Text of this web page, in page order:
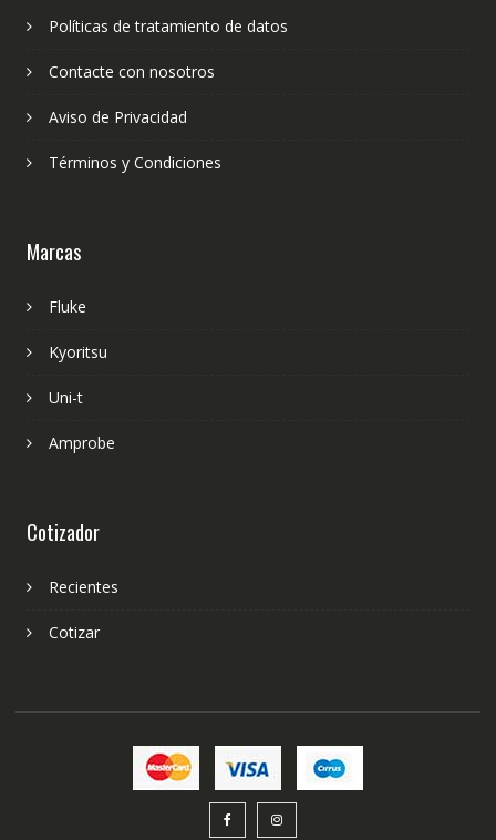
Políticas de tratamiento de datos
Contacte con nosotros
Aviso de Privacidad
Términos y Condiciones
Marcas
Fluke
Kyoritsu
Uni-t
Amprobe
Cotizador
Recientes
Cotizar